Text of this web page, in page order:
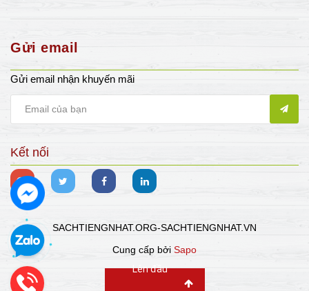
Gửi email
Gửi email nhận khuyến mãi
Kết nối
SACHTIENGNHAT.ORG-SACHTIENGNHAT.VN
Cung cấp bởi Sapo
Lên đầu